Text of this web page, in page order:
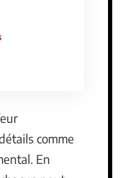
comme
En